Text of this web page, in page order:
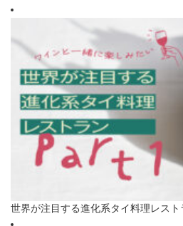
世界が注目する進化系タイ料理レスト